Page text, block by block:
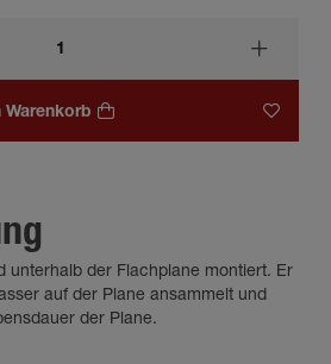
Warenkorb
unterhalb der Flachplane montiert. Er
auf der Plane ansammelt und
der Plane.